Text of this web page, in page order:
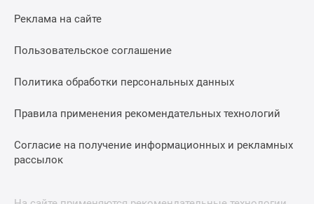
Реклама на сайте
Пользовательское соглашение
Политика обработки персональных данных
Правила применения рекомендательных технологий
Согласие на получение информационных и рекламных
рассылок